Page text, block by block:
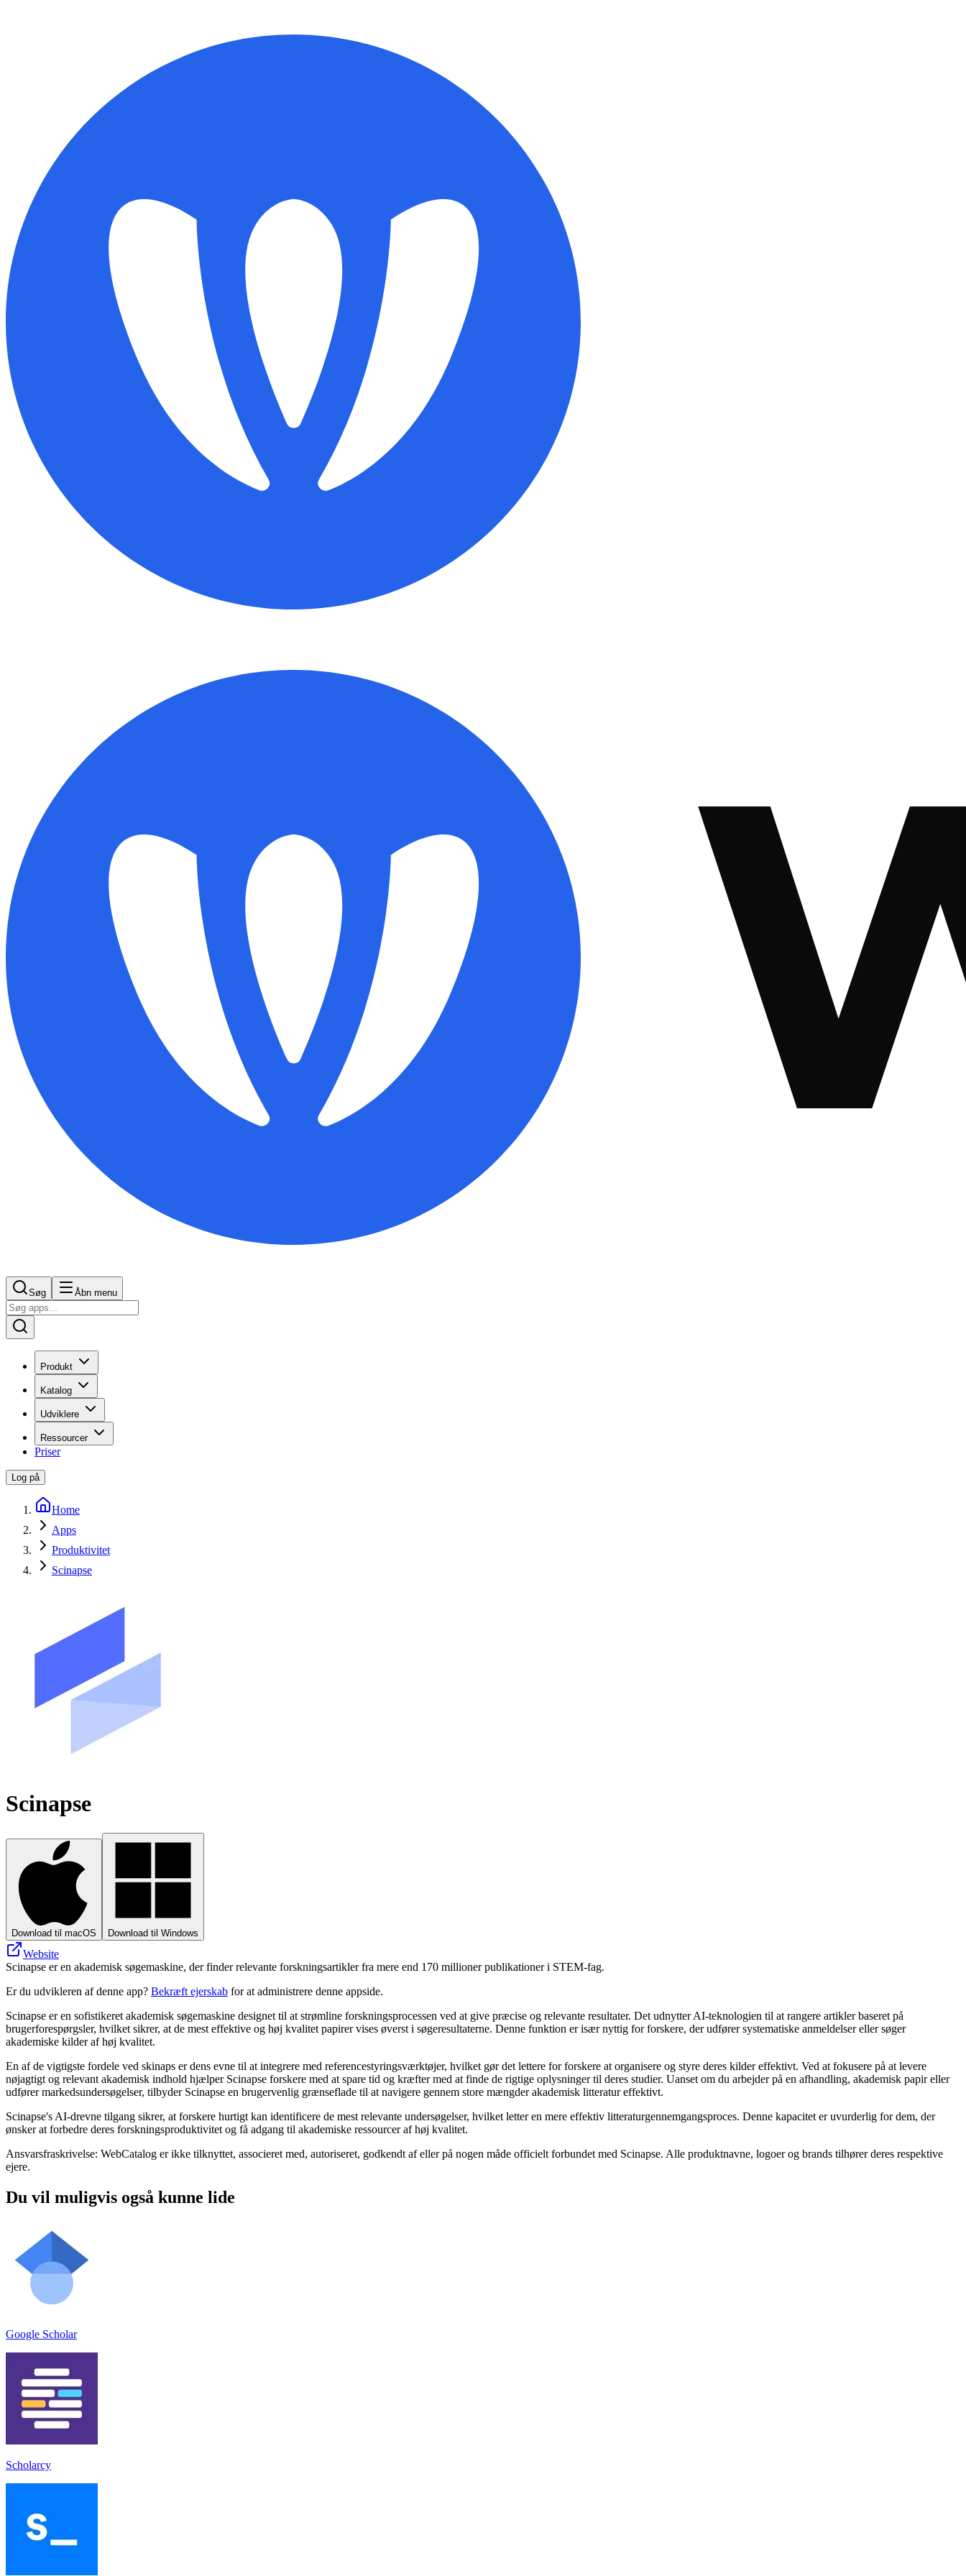
Søg Åbn menu
Produkt
Katalog
Udviklere
Ressourcer
Priser
Log på
Home
Apps
Produktivitet
Scinapse
Scinapse
Download til macOS Download til Windows
Website
Scinapse er en akademisk søgemaskine, der finder relevante forskningsartikler fra mere end 170 millioner publikationer i STEM-fag.
Er du udvikleren af denne app? Bekræft ejerskab for at administrere denne appside.
Scinapse er en sofistikeret akademisk søgemaskine designet til at strømline forskningsprocessen ved at give præcise og relevante resultater. Det udnytter AI-teknologien til at rangere artikler baseret på
brugerforespørgsler, hvilket sikrer, at de mest effektive og høj kvalitet papirer vises øverst i søgeresultaterne. Denne funktion er især nyttig for forskere, der udfører systematiske anmeldelser eller søger
akademiske kilder af høj kvalitet.
En af de vigtigste fordele ved skinaps er dens evne til at integrere med referencestyringsværktøjer, hvilket gør det lettere for forskere at organisere og styre deres kilder effektivt. Ved at fokusere på at levere
nøjagtigt og relevant akademisk indhold hjælper Scinapse forskere med at spare tid og kræfter med at finde de rigtige oplysninger til deres studier. Uanset om du arbejder på en afhandling, akademisk papir eller
udfører markedsundersøgelser, tilbyder Scinapse en brugervenlig grænseflade til at navigere gennem store mængder akademisk litteratur effektivt.
Scinapse's AI-drevne tilgang sikrer, at forskere hurtigt kan identificere de mest relevante undersøgelser, hvilket letter en mere effektiv litteraturgennemgangsproces. Denne kapacitet er uvurderlig for dem, der
ønsker at forbedre deres forskningsproduktivitet og få adgang til akademiske ressourcer af høj kvalitet.
Ansvarsfraskrivelse: WebCatalog er ikke tilknyttet, associeret med, autoriseret, godkendt af eller på nogen måde officielt forbundet med Scinapse. Alle produktnavne, logoer og brands tilhører deres respektive
ejere.
Du vil muligvis også kunne lide
Google Scholar
Scholarcy